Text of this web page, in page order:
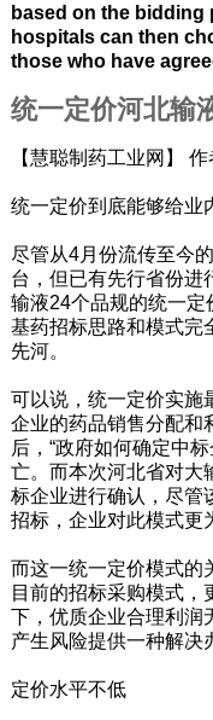
based on the bidding
hospitals can then
those who have
统一定价河北输
【慧聪制药工业网】
统一定价到底能够给业
尽管从4月份流传至今
台，但已有先行省份进
输液24个品规的统一
基药招标思路和模式完
先河。
可以说，统一定价实施
企业的药品销售分配和
后，“政府如何确定中
亡。而本次河北省对大
标企业进行确认，尽管
招标，企业对此模式更
而这一统一定价模式的
目前的招标采购模式，
下，优质企业合理利润
产生风险提供一种解决
定价水平不低